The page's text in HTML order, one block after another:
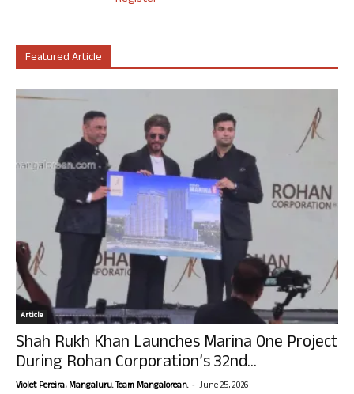
Featured Article
Article
Shah Rukh Khan Launches Marina One Project
During Rohan Corporation’s 32nd...
Violet Pereira, Mangaluru. Team Mangalorean. - June 25, 2026